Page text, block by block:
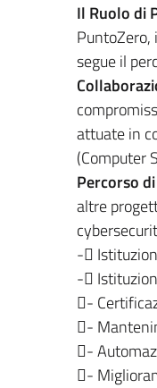
Il Ruolo di
segue il
attuate in
(Computer
Percorso
altre
-
-
-
-
-
-